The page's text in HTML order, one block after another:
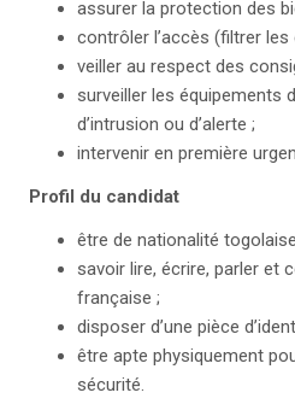
assurer la protection des
contrôler l’accès (filtrer
veiller au respect des
surveiller les équipements
d’intrusion ou d’alerte ;
intervenir en première
Profil du candidat
être de nationalité
savoir lire, écrire, parler et
française ;
disposer d’une pièce
être apte physiquement
sécurité.